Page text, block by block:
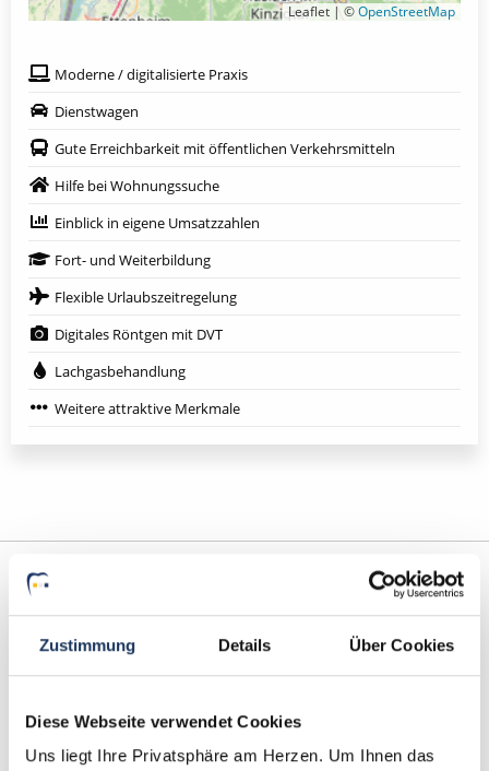
Zustimmung Details Über Cookies
Diese Webseite verwendet Cookies
Uns liegt Ihre Privatsphäre am Herzen. Um Ihnen das
Leaflet | ©OpenStreetMap
Moderne / digitalisierte Praxis
Dienstwagen
Gute Erreichbarkeit mit öffentlichen Verkehrsmitteln
Hilfe bei Wohnungssuche
Einblick in eigene Umsatzzahlen
Fort- und Weiterbildung
Flexible Urlaubszeitregelung
Digitales Röntgen mit DVT
Lachgasbehandlung
Weitere attraktive Merkmale
Marcel Willing